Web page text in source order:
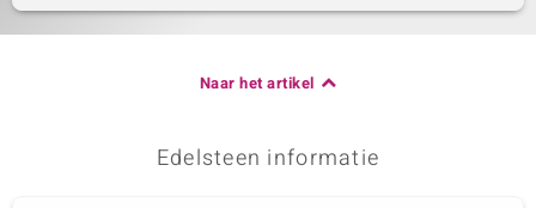
Naar het artikel
Edelsteen informatie